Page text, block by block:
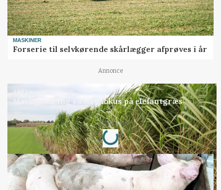
MASKINER
Forserie til selvkørende skårlægger afprøves i år
Annonce
ARRANGEMENT
Markvandring sætter fokus på elefantgræs
Annonce
Loading...